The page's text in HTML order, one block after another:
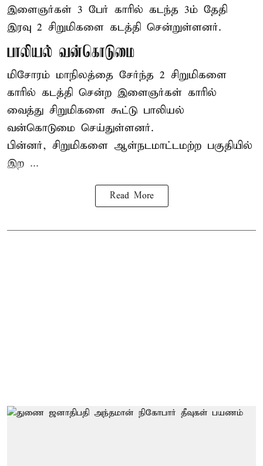
இளைஞர்கள் 3 பேர் காரில் கடந்த 3ம் தேதி
இரவு 2 சிறுமிகளை கடத்தி சென்றுள்ளனர்.
பாலியல் வன்கொடுமை
மிசோரம் மாநிலத்தை சேர்ந்த 2 சிறுமிகளை
காரில் கடத்தி சென்ற இளைஞர்கள் காரில்
வைத்து சிறுமிகளை கூட்டு பாலியல்
வன்கொடுமை செய்துள்ளனர்.
பின்னர், சிறுமிகளை ஆள்நடமாட்டமற்ற பகுதியில்
இற ...
Read More